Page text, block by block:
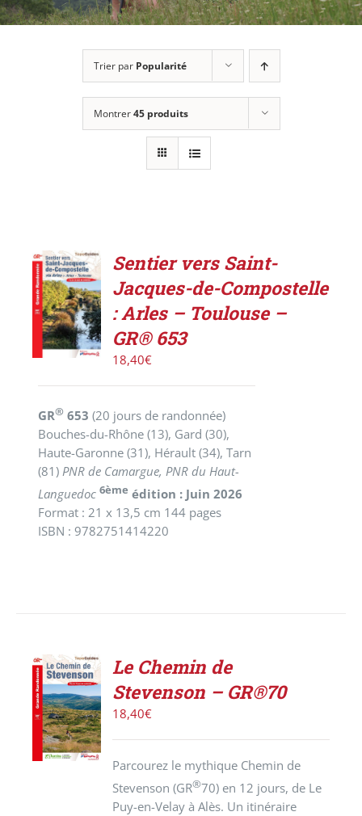
Trier par Popularité
Montrer45 produits
AJOUTER
AU
PANIER
/
DÉTAILS
Sentier vers Saint-
Jacques-de-Compostelle
: Arles – Toulouse –
GR® 653
18,40€
GR® 653(20 jours de randonnée)
Bouches-du-Rhône (13), Gard (30),
Haute-Garonne (31), Hérault (34), Tarn
(81)PNR de Camargue, PNR du Haut-
Languedoc 6ème édition : Juin 2026
Format : 21 x 13,5 cm 144 pages
ISBN : 9782751414220
AJOUTER
AU
PANIER
/
DÉTAILS
Le Chemin de
Stevenson – GR®70
18,40€
Parcourez le mythique Chemin de
Stevenson (GR®70) en 12 jours, de Le
Puy-en-Velay à Alès. Un itinéraire